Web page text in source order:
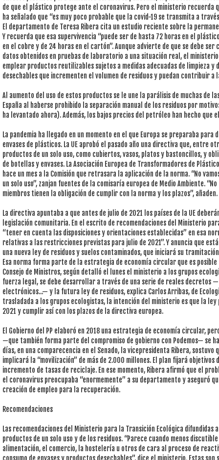
de que el plástico protege ante el coronavirus. Pero el ministerio recuerda
ha señalado que “es muy poco probable que la covid-19 se transmita a
El departamento de Teresa Ribera cita un estudio reciente sobre la
Y recuerda que esa supervivencia “puede ser de hasta 72 horas en el
en el cobre y de 24 horas en el cartón”. Aunque advierte de que se debe
datos obtenidos en pruebas de laboratorio a una situación real, el
emplear productos reutilizables sujetos a medidas adecuadas de limpieza
desechables que incrementen el volumen de residuos y puedan contribuir a
Al aumento del uso de estos productos se le une la parálisis de muchas de
España al haberse prohibido la separación manual de los residuos por
ha levantado ahora). Además, los bajos precios del petróleo han hecho
La pandemia ha llegado en un momento en el que Europa se preparaba para
envases de plásticos. La UE aprobó el pasado año una directiva que, entre
productos de un solo uso, como cubiertos, vasos, platos y bastoncillos, y
de botellas y envases. La Asociación Europea de Transformadores de
hace un mes a la Comisión que retrasara la aplicación de la norma. “No
un solo uso”, zanjan fuentes de la comisaría europea de Medio Ambiente.
miembros tienen la obligación de cumplir con la norma y los plazos”, añaden.
La directiva apuntaba a que antes de julio de 2021 los países de la UE
legislación comunitaria. En el escrito de recomendaciones del Ministerio
“tener en cuenta las disposiciones y orientaciones establecidas” en esa
relativas a las restricciones previstas para julio de 2021”. Y anuncia que
una nueva ley de residuos y suelos contaminados, que iniciará su
Esa norma forma parte de la estrategia de economía circular que es posible
Consejo de Ministros, según detalló el lunes el ministerio a los grupos
fuerza legal, se debe desarrollar a través de una serie de reales decretos
electrónicos...— y la futura ley de residuos, explica Carlos Arribas, de
trasladada a los grupos ecologistas, la intención del ministerio es que la
2021 y cumplir así con los plazos de la directiva europea.
El Gobierno del PP elaboró en 2018 una estrategia de economía circular,
—que también forma parte del compromiso de gobierno con Podemos— se
días, en una comparecencia en el Senado, la vicepresidenta Ribera, sostuvo
implicará la “movilización” de más de 2.000 millones. El plan fijará
incremento de tasas de reciclaje. En ese momento, Ribera afirmó que el
el coronavirus preocupaba “enormemente” a su departamento y aseguró
creación de empleo para la recuperación.
Recomendaciones
Las recomendaciones del Ministerio para la Transición Ecológica difundidas
productos de un solo uso y de los residuos. “Parece cuando menos
alimentación, el comercio, la hostelería u otros de cara al proceso de
consumo de envases y productos desechables”, dice el ministerio. Estas son